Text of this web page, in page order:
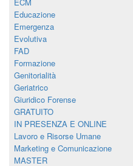
Educazione
Emergenza
Evolutiva
FAD
Formazione
Genitorialità
Geriatrico
Giuridico Forense
GRATUITO
IN PRESENZA E ONLINE
Lavoro e Risorse Umane
Marketing e Comunicazione
MASTER